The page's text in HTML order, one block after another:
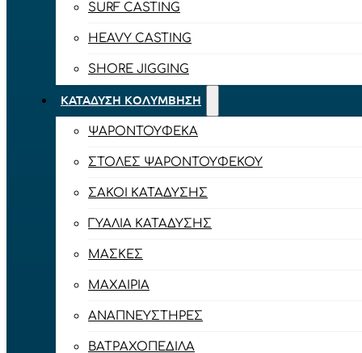
SURF CASTING
HEAVY CASTING
SHORE JIGGING
ΚΑΤΆΔΥΣΗ ΚΟΛΎΜΒΗΣΗ
ΨΑΡΟΝΤΟΎΦΕΚΑ
ΣΤΟΛΈΣ ΨΑΡΟΝΤΟΎΦΕΚΟΥ
ΣΆΚΟΙ ΚΑΤΆΔΥΣΗΣ
ΓΥΑΛΙΆ ΚΑΤΆΔΥΣΗΣ
ΜΆΣΚΕΣ
ΜΑΧΑΊΡΙΑ
ΑΝΑΠΝΕΥΣΤΉΡΕΣ
ΒΑΤΡΑΧΟΠΈΔΙΛΑ